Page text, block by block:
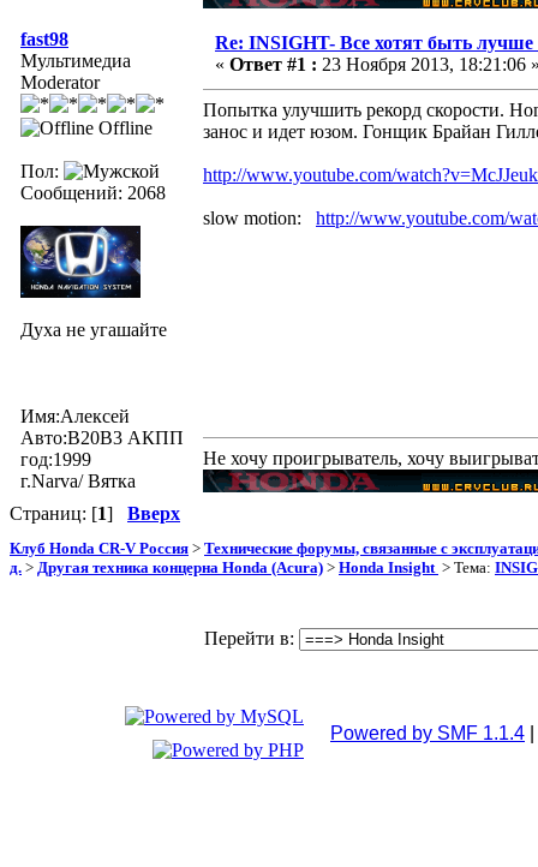
fast98
Mультимедиа
Moderator
Offline
Пол:
Сообщений: 2068
Духа не угашайте
Имя:Алексей
Авто:В20В3 AКПП
год:1999
г.Narva/ Вятка
Re: INSIGHT- Все хотят быть лучше
« Ответ #1 : 23 Ноября 2013, 18:21:06
Попытка улучшить рекорд скорости.
занос и идет юзом. Гонщик Брайан
http://www.youtube.com/
slow motion: http://www.youtube.com/
Не хочу проигрыватель, хочу
Страниц: [1] Вверх
Клуб Honda CR-V Россия > Технические форумы, связанные с
д. > Другая техника концерна Honda (Acura) > Honda Insight > Тема:
Перейти в:
Powered by SMF 1.1.4